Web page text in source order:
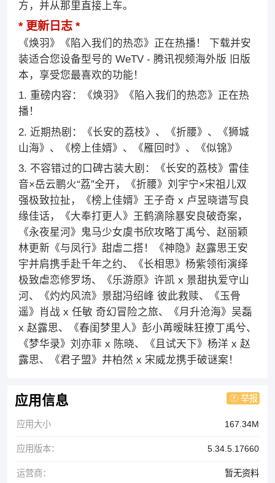
方，并从那里直接上车。
更新日志
《焕羽》《陷入我们的热恋》正在热播！ 下载并安
装适合您设备型号的 WeTV - 腾讯视频海外版 旧版
本，享受您最喜欢的功能！
1. 重磅内容：《焕羽》《陷入我们的热恋》正在热
播！
2. 近期热剧：《长安的荔枝》、《折腰》、《狮城
山海》、《榜上佳婿》、《雁回时》、《似锦》
3. 不容错过的口碑古装大剧：《长安的荔枝》雷佳
音×岳云鹏火“荔”全开，《折腰》刘宇宁×宋祖儿双
强极致拉扯，《榜上佳婿》王子奇 x 卢昱晓谱写良
缘佳话，《大奉打更人》王鹤滴除暴安良破奇案，
《永夜星河》鬼马少女虞书欣攻略丁禹兮、赵丽颖
林更新《与凤行》甜虐二搭！《神隐》赵露思王安
宇并肩携手赴千年之约、《长相思》杨紫领衔演绎
极致虐恋修罗场、《乐游原》许凯 x 景甜执爱守山
河、《灼灼风流》景甜冯绍峰 彼此救赎、《玉骨
遥》肖战 x 任敏 奇幻冒险之旅、《月升沧海》吴磊
x 赵露思、《春闺梦里人》彭小苒暧昧狂撩丁禹兮、
《梦华录》刘亦菲 x 陈晓、《且试天下》杨洋 x 赵
露思、《君子盟》井柏然 x 宋威龙携手破谜案！
应用信息 举报
应用大小 167.34M
应用版本： 5.34.5.17660
运营商： 暂无资料